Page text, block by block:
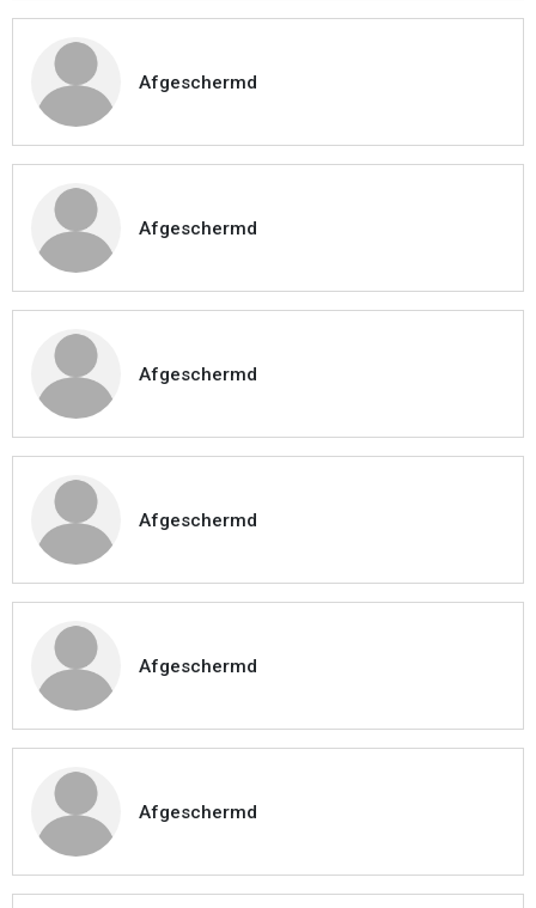
Afgeschermd
Afgeschermd
Afgeschermd
Afgeschermd
Afgeschermd
Afgeschermd